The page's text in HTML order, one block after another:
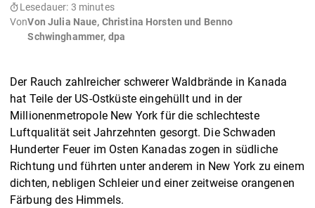
Lesedauer: 3 minutes
VonVon Julia Naue, Christina Horsten und Benno
Schwinghammer, dpa
Der Rauch zahlreicher schwerer Waldbrände in Kanada
hat Teile der US-Ostküste eingehüllt und in der
Millionenmetropole New York für die schlechteste
Luftqualität seit Jahrzehnten gesorgt. Die Schwaden
Hunderter Feuer im Osten Kanadas zogen in südliche
Richtung und führten unter anderem in New York zu einem
dichten, nebligen Schleier und einer zeitweise orangenen
Färbung des Himmels.